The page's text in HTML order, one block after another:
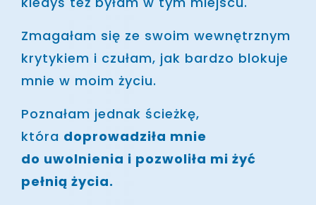
Zmagałam się ze swoim wewnętrznym
krytykiem i czułam, jak bardzo blokuje
mnie w moim życiu.
Poznałam jednak ścieżkę,
która doprowadziła mnie
do uwolnienia i pozwoliła mi żyć
pełnią życia.